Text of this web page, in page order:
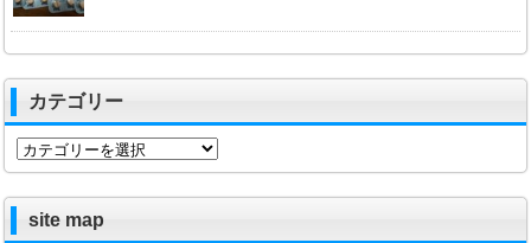
カテゴリー
カ
テ
リ
ー
site map